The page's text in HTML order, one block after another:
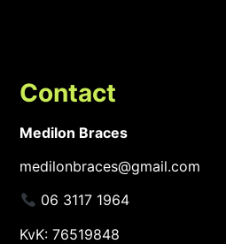
Contact
Medilon Braces
medilonbraces@gmail.com
06 3117 1964
KvK: 76519848